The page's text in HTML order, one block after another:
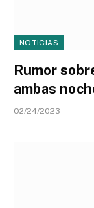
NOTICIAS
Rumor
ambas
02/24/2023